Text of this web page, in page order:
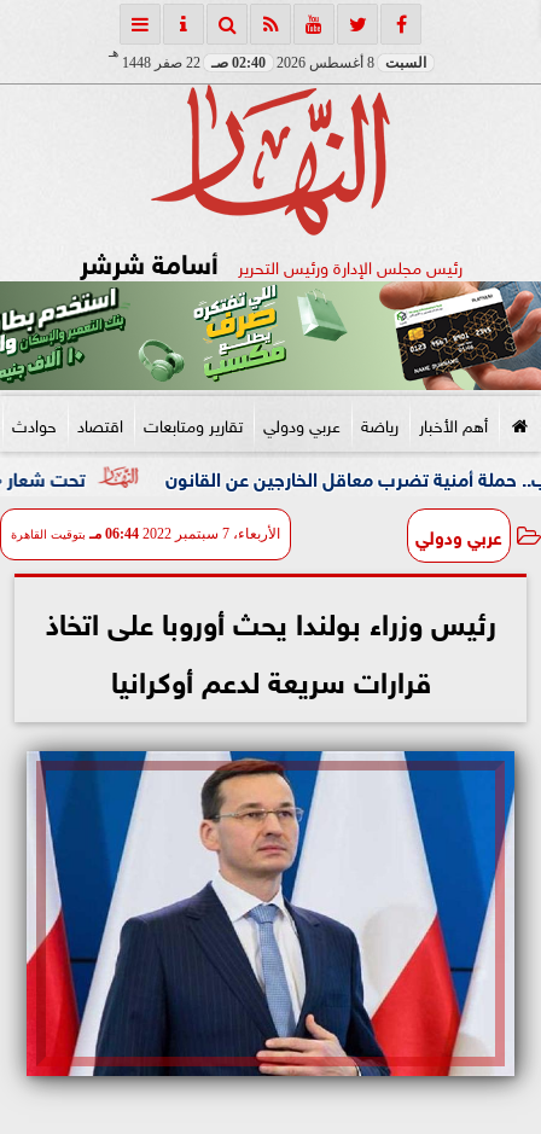
السبت 8 أغسطس 2026 02:40 صـ 22 صفر 1448
هـ
رئيس مجلس الإدارة ورئيس التحرير أسامة شرشر
أهم الأخبار رياضة عربي ودولي تقارير ومتابعات اقتصاد حوادث
تحت شعار «خدمة بيوت تضرب معاقل الخارجين عن القانون
عربي ودولي الأربعاء، 7 سبتمبر 2022 06:44 مـ بتوقيت القاهرة
رئيس وزراء بولندا يحث أوروبا على اتخاذ
قرارات سريعة لدعم أوكرانيا